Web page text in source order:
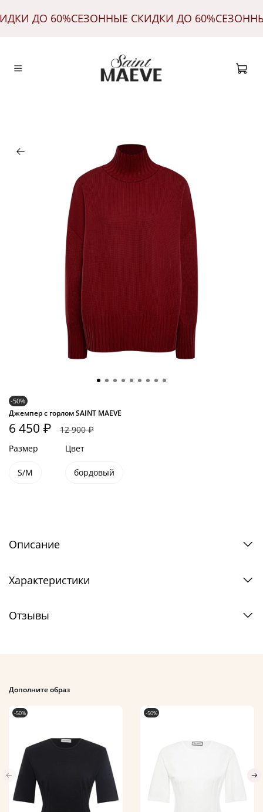
ДО 60%СЕЗОННЫЕ СКИДКИ ДО 60%
-50%
Джемпер с горлом SAINT MAEVE
6 450 ₽
12 900 ₽
Размер
S/M
Цвет
бордовый
Описание
Характеристики
Отзывы
Дополните образ
-50% -50%